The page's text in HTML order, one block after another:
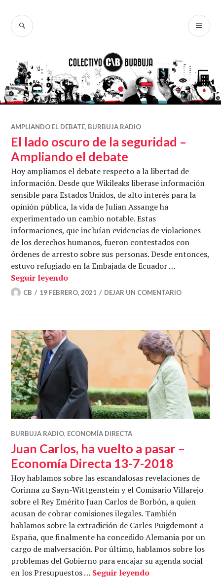
contenido
BUSCAR
AMPLIANDO EL DEBATE, BURBUJA RADIO
El lado oscuro de la seguridad –
Ampliando el debate
Hoy ampliamos el debate respecto a la libertad de
información. Desde que Wikileaks liberase información
sensible para Estados Unidos, de alto interés para la
opinión pública, la vida de Julian Assange ha
experimentado un cambio notable. Estas
informaciones, que incluían evidencias de violaciones
de los derechos humanos, fueron contestados con
órdenes de arresto sobre sus personas. Desde entonces,
estuvo refugiado en la Embajada de Ecuador …
Seguir leyendoEl lado oscuro de la seguridad –
CB 19 FEBRERO, 2021 DEJAR UN COMENTARIO
BURBUJA RADIO, ECONOMÍA DIRECTA
Juan Carlos, ha vuelto a pasar –
Economía Directa 13-7-2018
Hoy hablamos sobre las escandalosas revelaciones de
Corinna zu Sayn-Wittgenstein y el Comisario Villarejo
sobre el Rey Emérito Juan Carlos de Borbón, a quien
acusan de cobrar comisiones ilegales. También
hablamos sobre la extradición de Carles Puigdemont a
España, que finalmente ha concedido Alemania por un
cargo de malversación. Por último, hablamos sobre los
problemas del Gobierno para encajar su agenda social
en los Presupuestos … Seguir leyendoJuan Carlos, ha